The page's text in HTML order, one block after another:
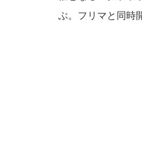
ぶ。フリマと同時